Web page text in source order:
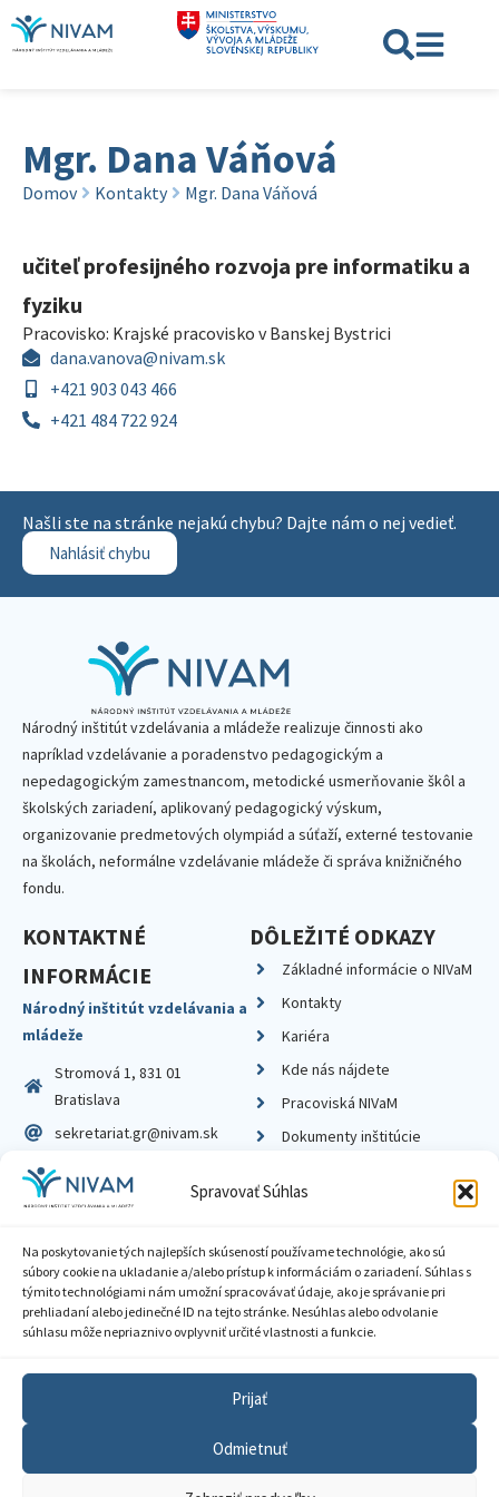
Spravovať Súhlas
Na poskytovanie tých najlepších skúseností používame technológie, ako sú
súbory cookie na ukladanie a/alebo prístup k informáciám o zariadení. Súhlas s
týmito technológiami nám umožní spracovávať údaje, ako je správanie pri
prehliadaní alebo jedinečné ID na tejto stránke. Nesúhlas alebo odvolanie
súhlasu môže nepriaznivo ovplyvniť určité vlastnosti a funkcie.
Prijať
Odmietnuť
Mgr. Dana Váňová
Domov Kontakty Mgr. Dana Váňová
učiteľ profesijného rozvoja pre informatiku a
fyziku
Pracovisko: Krajské pracovisko v Banskej Bystrici
dana.vanova@nivam.sk
+421 903 043 466
+421 484 722 924
Našli ste na stránke nejakú chybu? Dajte nám o nej vedieť.
Nahlásiť chybu
Národný inštitút vzdelávania a mládeže realizuje činnosti ako
napríklad vzdelávanie a poradenstvo pedagogickým a
nepedagogickým zamestnancom, metodické usmerňovanie škôl a
školských zariadení, aplikovaný pedagogický výskum,
organizovanie predmetových olympiád a súťaží, externé testovanie
na školách, neformálne vzdelávanie mládeže či správa knižničného
fondu.
KONTAKTNÉ
INFORMÁCIE
Národný inštitút vzdelávania a
mládeže
Stromová 1, 831 01
Bratislava
sekretariat.gr@nivam.sk
IČO: 00164348
DIČ: 2020798714
DÔLEŽITÉ ODKAZY
Základné informácie o NIVaM
Kontakty
Kariéra
Kde nás nájdete
Pracoviská NIVaM
Dokumenty inštitúcie
Zásady ochrany súkromia
Sprístupnenie informácií